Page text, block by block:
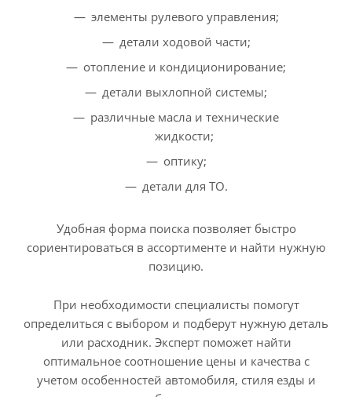
элементы рулевого управления;
детали ходовой части;
отопление и кондиционирование;
детали выхлопной системы;
различные масла и технические
жидкости;
оптику;
детали для ТО.
Удобная форма поиска позволяет быстро
сориентироваться в ассортименте и найти нужную
позицию.
При необходимости специалисты помогут
определиться с выбором и подберут нужную деталь
или расходник. Эксперт поможет найти
оптимальное соотношение цены и качества с
учетом особенностей автомобиля, стиля езды и